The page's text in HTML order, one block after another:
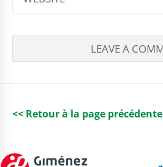
<< Retour à la page précédente